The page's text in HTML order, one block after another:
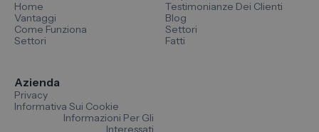
Home
Vantaggi
Come Funziona
Settori
Testimonianze Dei Clienti
Blog
Settori
Fatti
Azienda
Privacy
Informativa Sui Cookie
Informazioni Per Gli